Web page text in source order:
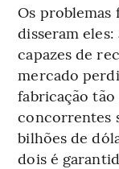
Os problemas
disseram
capazes de
mercado
fabricação
concorrentes
bilhões de
dois é